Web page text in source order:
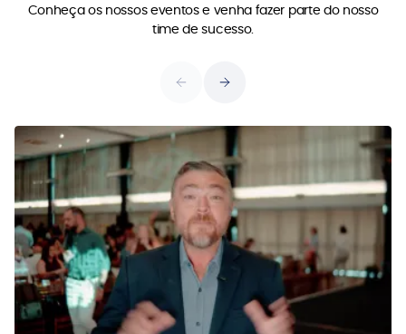
Conheça os nossos eventos e venha fazer parte do nosso
time de sucesso.